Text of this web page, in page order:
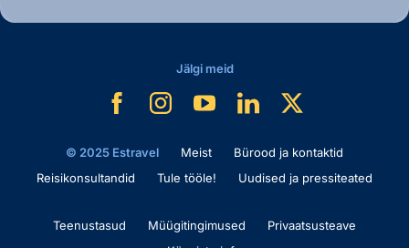
© 2025 Estravel Meist
Bürood ja kontaktid
Reisikonsultandid
Tule tööle! Uudised ja pressiteated
Teenustasud Müügitingimused
Privaatsusteave
Jälgi meid